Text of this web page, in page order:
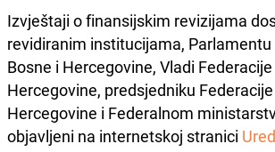
Izvještaji o finansijskim revizijama
revidiranim institucijama, Parlamentu
Bosne i Hercegovine, Vladi
Hercegovine, predsjedniku
Hercegovine i Federalnom
objavljeni na internetskoj stranici